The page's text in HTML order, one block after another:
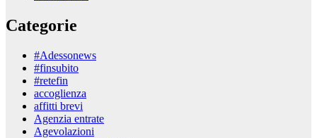
Categorie
#Adessonews
#finsubito
#retefin
accoglienza
affitti brevi
Agenzia entrate
Agevolazioni